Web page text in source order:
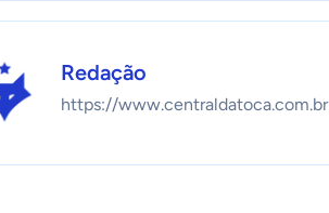
Redação
https://www.centraldatoca.com.br